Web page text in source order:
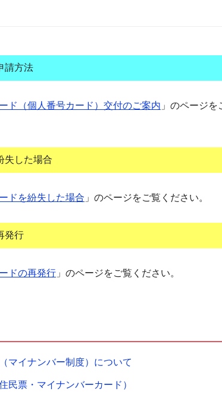
請方法
ド（個人番号カード）交付のご案内 」のページを
失した場合
ドを紛失した場合 」のページをご覧ください。
発行
ドの再発行 」のページをご覧ください。
マイナンバー制度）について
民票・マイナンバーカード）